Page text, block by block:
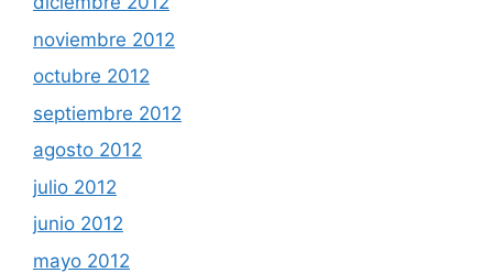
noviembre 2012
octubre 2012
septiembre 2012
agosto 2012
julio 2012
junio 2012
mayo 2012